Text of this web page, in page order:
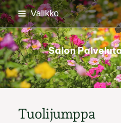
Siirry
sivun
sisältöön
Valikko
Salon
Tuolijumppa